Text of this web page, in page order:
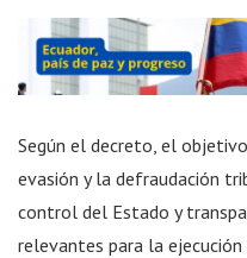
Según el decreto, el
evasión y la defraudación
control del Estado y
relevantes para la